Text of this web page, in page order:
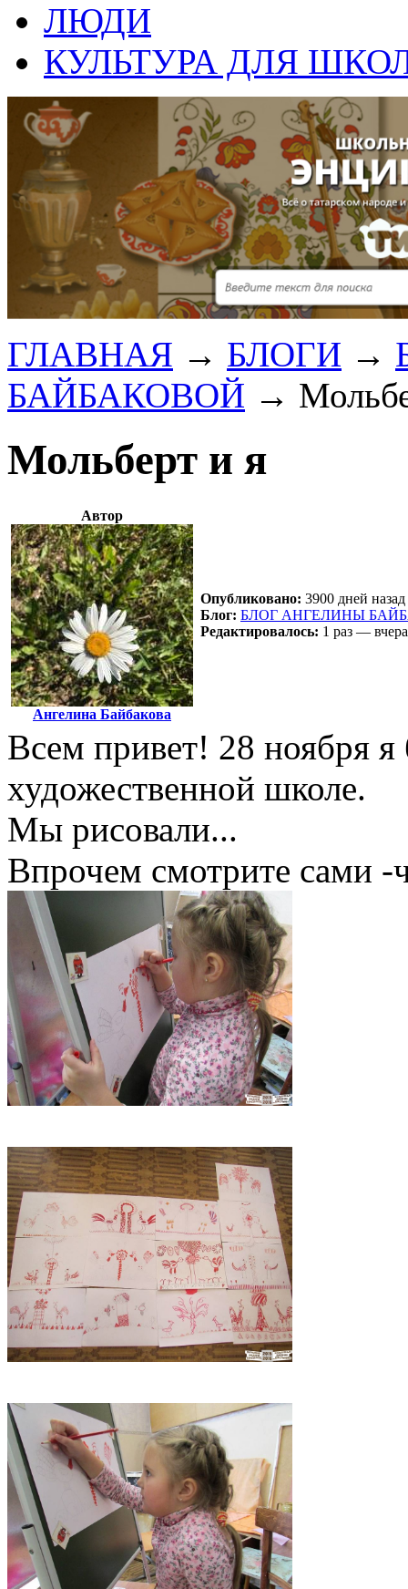
ЛЮДИ
КУЛЬТУРА ДЛЯ
ГЛАВНАЯ → БЛОГИ →
БАЙБАКОВОЙ →
Мольберт и я
Автор
Ангелина Байбакова
Опубликовано: 3900 дней
Блог: БЛОГ АНГЕЛИНЫ
Редактировалось: 1 раз —
Всем привет! 28 ноября я
художественной школе.
Мы рисовали...
Впрочем смотрите сами -